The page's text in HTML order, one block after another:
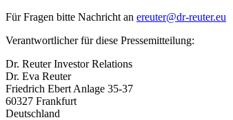
Für Fragen bitte Nachricht an ereuter@dr-reuter.eu
Verantwortlicher für diese Pressemitteilung:
Dr. Reuter Investor Relations
Dr. Eva Reuter
Friedrich Ebert Anlage 35-37
60327 Frankfurt
Deutschland